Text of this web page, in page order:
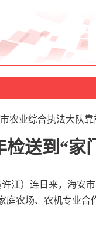
农业综合执法大队
检送到“家
江）连日来，海安
庭农场、农机专业